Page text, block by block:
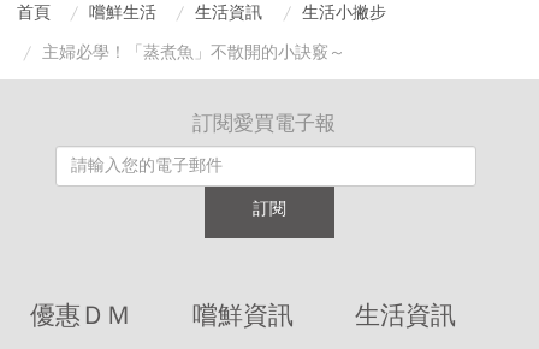
首頁 嚐鮮生活 生活資訊
生活小撇步
主婦必學！「蒸煮魚」不散開的小訣竅～
訂閱愛買電子報
訂閱
優惠ＤＭ
嚐鮮資訊 生活資訊